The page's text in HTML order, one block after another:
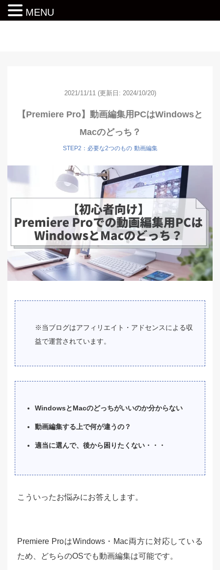
2021/11/11 (更新日: 2024/10/20)
【Premiere Pro】動画編集用PCはWindowsと
Macのどっち？
STEP2：必要な2つのもの 動画編集
※当ブログはアフィリエイト・アドセンスによる収
益で運営されています。
WindowsとMacのどっちがいいのか分からない
動画編集する上で何が違うの？
適当に選んで、後から困りたくない・・・
こういったお悩みにお答えします。
Premiere ProはWindows・Mac両方に対応している
ため、どちらのOSでも動画編集は可能です。
MENU